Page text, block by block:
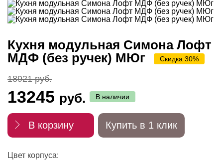
Кухня модульная Симона Лофт
МДФ (без ручек) МЮг
Скидка 30%
18921 руб.
13245 руб. В наличии
В корзину Купить в 1 клик
Цвет корпуса: